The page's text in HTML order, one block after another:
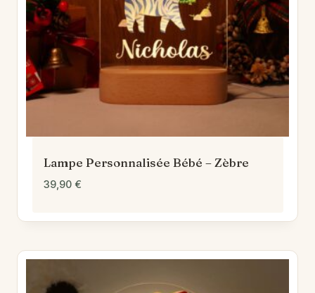
Lampe Personnalisée Bébé – Zèbre
39,90 €